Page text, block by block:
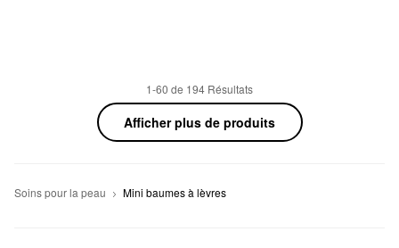
1-60 de 194 Résultats
Afficher plus de produits
Soins pour la peau Mini baumes à lèvres